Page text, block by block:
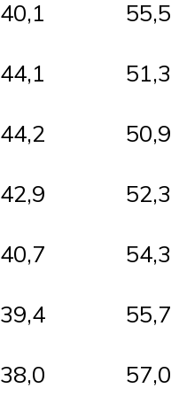
40,1
55,5
44,1
51,3
44,2
50,9
42,9
52,3
40,7
54,3
39,4
55,7
38,0
57,0